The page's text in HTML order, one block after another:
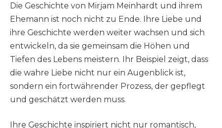
Die Geschichte von Mirjam Meinhardt und ihrem
Ehemann ist noch nicht zu Ende. Ihre Liebe und
ihre Geschichte werden weiter wachsen und sich
entwickeln, da sie gemeinsam die Höhen und
Tiefen des Lebens meistern. Ihr Beispiel zeigt, dass
die wahre Liebe nicht nur ein Augenblick ist,
sondern ein fortwährender Prozess, der gepflegt
und geschätzt werden muss.
Ihre Geschichte inspiriert nicht nur romantisch,